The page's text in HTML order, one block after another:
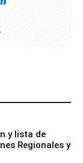
y lista de
Regionales y